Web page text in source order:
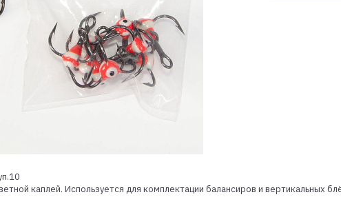
каплей. Используется для комплектации балансиров и вертикальных